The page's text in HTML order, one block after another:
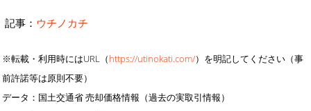
記事： ウチノカチ
※転載・利用時にはURL（https://utinokati.com/）を明記してください（事
前許諾等は原則不要）
データ：国土交通省 売却価格情報（過去の実取引情報）